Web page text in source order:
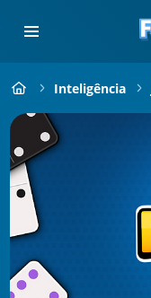
Inteligência